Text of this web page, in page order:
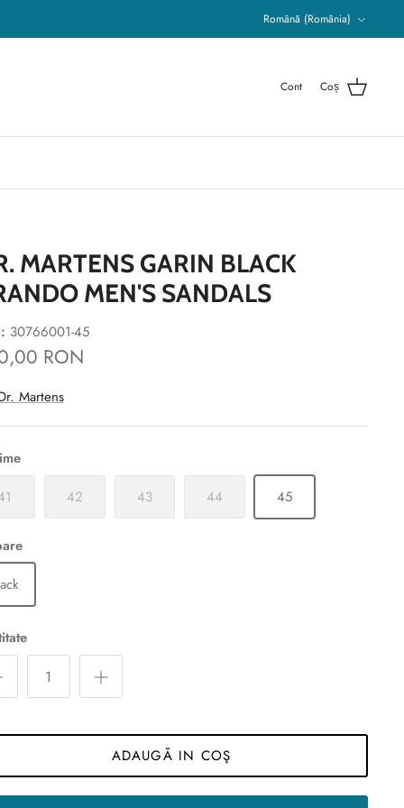
Limba
Română (România)
Cont Coș
MARTENS GARIN BLACK
MEN'S SANDALS
30766001-45
RON
Martens
42 43 44 45
ADAUGĂ IN COŞ